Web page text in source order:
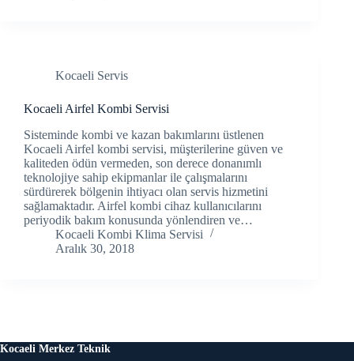
panel
panel
panel
satın al
panel
Kocaeli Servis
Kocaeli Airfel Kombi Servisi
Sisteminde kombi ve kazan bakımlarını üstlenen
Kocaeli Airfel kombi servisi, müşterilerine güven ve
kaliteden ödün vermeden, son derece donanımlı
teknolojiye sahip ekipmanlar ile çalışmalarını
sürdürerek bölgenin ihtiyacı olan servis hizmetini
sağlamaktadır. Airfel kombi cihaz kullanıcılarını
periyodik bakım konusunda yönlendiren ve…
Kocaeli Kombi Klima Servisi
Aralık 30, 2018
Kocaeli Merkez Teknik